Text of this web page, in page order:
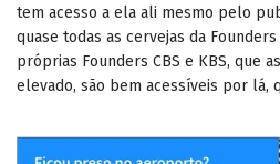
tem acesso a ela ali mesmo pelo
quase todas as cervejas da
próprias Founders CBS e KBS, que
elevado, são bem acessíveis por lá,